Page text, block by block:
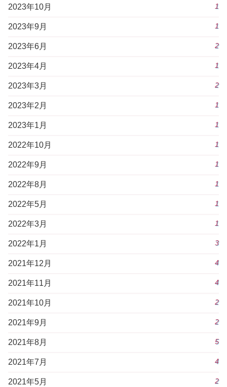
2023年10月 1
2023年9月 1
2023年6月 2
2023年4月 1
2023年3月 2
2023年2月 1
2023年1月 1
2022年10月 1
2022年9月 1
2022年8月 1
2022年5月 1
2022年3月 1
2022年1月 3
2021年12月 4
2021年11月 4
2021年10月 2
2021年9月 2
2021年8月 5
2021年7月 4
2021年5月 2